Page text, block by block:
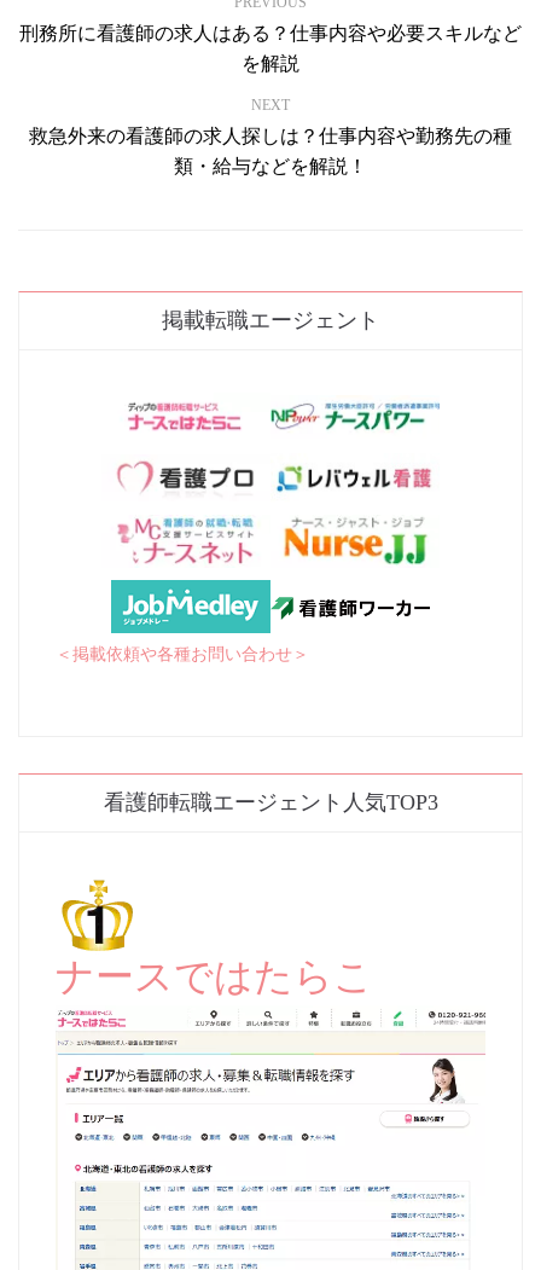
刑務所に看護師の求人はある？仕事内容や必要スキルなど
を解説
NEXT
救急外来の看護師の求人探しは？仕事内容や勤務先の種
類・給与などを解説！
掲載転職エージェント
＜掲載依頼や各種お問い合わせ＞
看護師転職エージェント人気TOP3
ナースではたらこ